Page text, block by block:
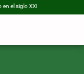
en el siglo XXI